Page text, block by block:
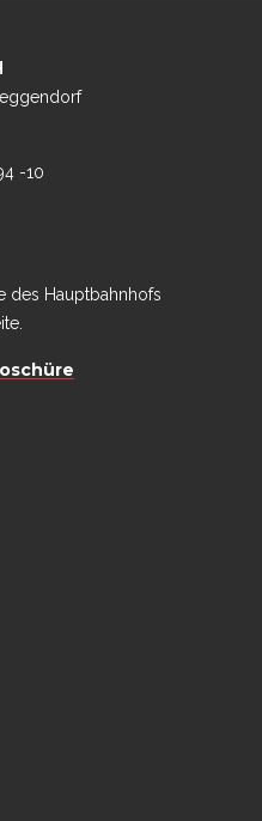
-10
des Hauptbahnhofs